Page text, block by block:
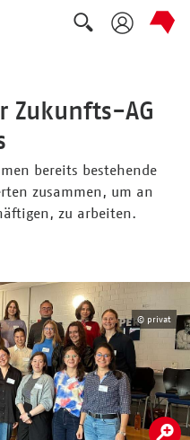
Suche
Zukunfts-AG
bereits bestehende
zusammen, um an
zu arbeiten.
© privat